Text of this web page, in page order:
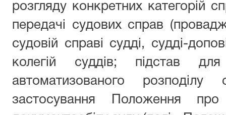
розгляду конкретних категорій
передачі судових справ
судовій справі судді, судді-
колегій суддів; підстав
автоматизованого
застосування Положення про